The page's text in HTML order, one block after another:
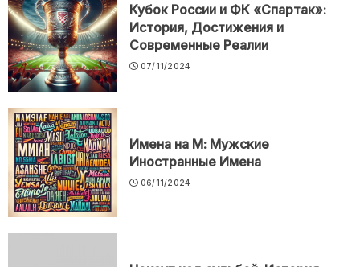
Кубок России и ФК «Спартак»:
История, Достижения и
Современные Реалии
07/11/2024
Имена на М: Мужские
Иностранные Имена
06/11/2024